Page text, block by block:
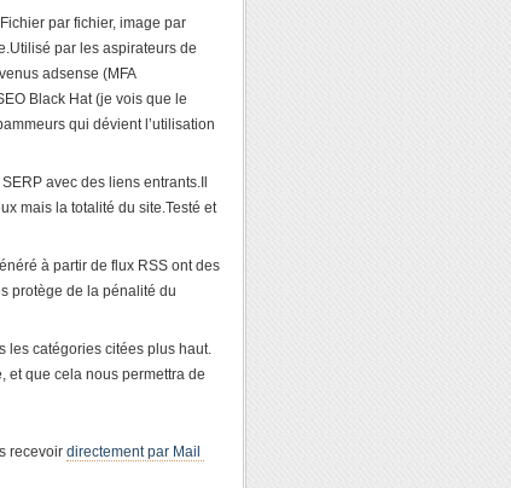
par fichier, image par
par les aspirateurs de
adsense (MFA
Black Hat (je vois que le
qui dévient l’utilisation
avec des liens entrants.Il
mais la totalité du site.Testé et
à partir de flux RSS ont des
protège de la pénalité du
les catégories citées plus haut.
et que cela nous permettra de
recevoir directement par Mail